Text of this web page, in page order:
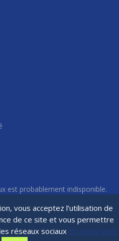
vous acceptez l’utilisation de
de ce site et vous permettre
réseaux sociaux En savoir plus
est probablement indisponible.